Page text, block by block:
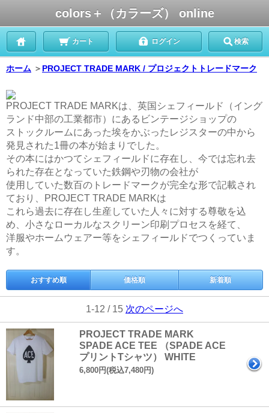
colors＋（カラーズ） online
カート ログイン 検索
ホーム ＞ PROJECT TRADE MARK / プロジェクトトレードマーク
PROJECT TRADE MARKは、英国シェフィールド（イング
ランド中部の工業都市）にあるビンテージショップの
ストックルームにあった埃をかぶったレジスターの中から
発見された1冊の本が始まりでした。
その本にはかつてシェフィールドに存在し、今では忘れ去
られた存在となっていた鉄鋼や刃物の会社が
使用していた数百のトレードマークが完全な形で記載され
ており、PROJECT TRADE MARKは
これら過去に存在し生産していた人々に対する尊敬を込
め、小さなローカルなスクリーン印刷プロセスを経て、
洋服やホームウェアー等をシェフィールドでつくっていま
す。
おすすめ順 価格順 新着順
1-12 / 15 次のページへ
PROJECT TRADE MARK
SPADE ACE TEE （SPADE ACE
プリントTシャツ） WHITE
6,800円(税込7,480円)